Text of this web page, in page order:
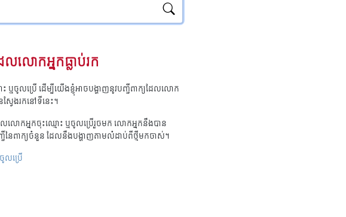
លលោកអ្នកធ្លាប់រក
ឬចូលប្រើ ដើម្បីយើងខ្ញុំអាចបង្ហាញនូវបញ្ជីពាក្យដែលលោក
ស្វែងរកនៅទីនេះ។
លោកអ្នកចុះឈ្មោះ ឬចូលប្រើរួចមក លោកអ្នកនឹងបាន
នៃពាក្យចំនួន ដែលនឹងបង្ហាញតាមលំដាប់ពីថ្មីមកចាស់។
លប្រើ